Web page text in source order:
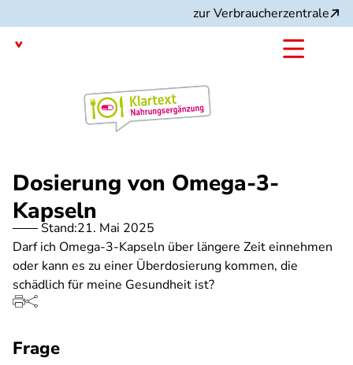
zum
Inhalt
zur Verbraucherzentrale
Dosierung von Omega-3-
Kapseln
Stand:21. Mai 2025
Darf ich Omega-3-Kapseln über längere Zeit einnehmen
oder kann es zu einer Überdosierung kommen, die
schädlich für meine Gesundheit ist?
Frage